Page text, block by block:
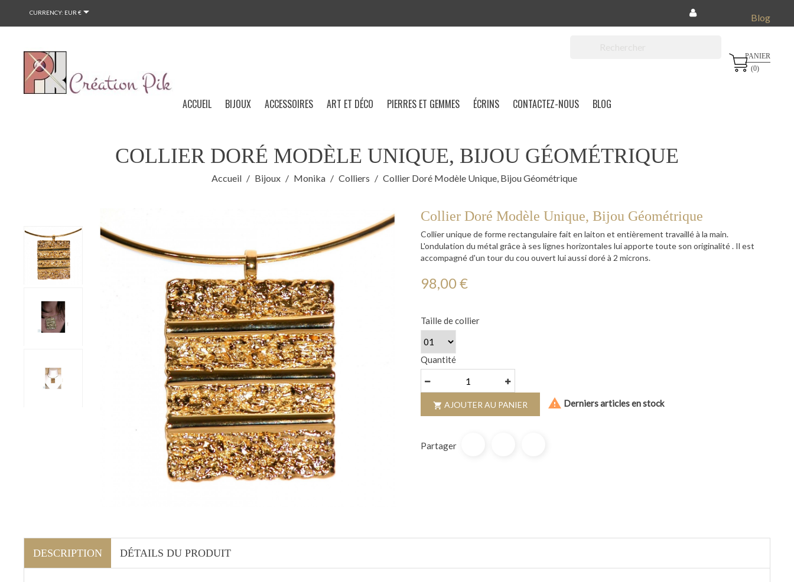
CURRENCY: EUR € Blog
PANIER
(0)

ACCUEIL BIJOUX ACCESSOIRES ART ET DÉCO PIERRES ET GEMMES ÉCRINS CONTACTEZ-NOUS BLOG
COLLIER DORÉ MODÈLE UNIQUE, BIJOU GÉOMÉTRIQUE
Accueil Bijoux Monika Colliers Collier Doré Modèle Unique, Bijou Géométrique
Collier Doré Modèle Unique, Bijou Géométrique
Collier unique de forme rectangulaire fait en laiton et entièrement travaillé à la main.
L'ondulation du métal grâce à ses lignes horizontales lui apporte toute son originalité . Il est
accompagné d'un tour du cou ouvert lui aussi doré à 2 microns.
98,00 €
Taille de collier
Quantité
 AJOUTER AU PANIER  Derniers articles en stock
Partager
DESCRIPTION DÉTAILS DU PRODUIT